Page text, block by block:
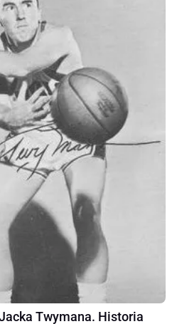
Twymana. Historia